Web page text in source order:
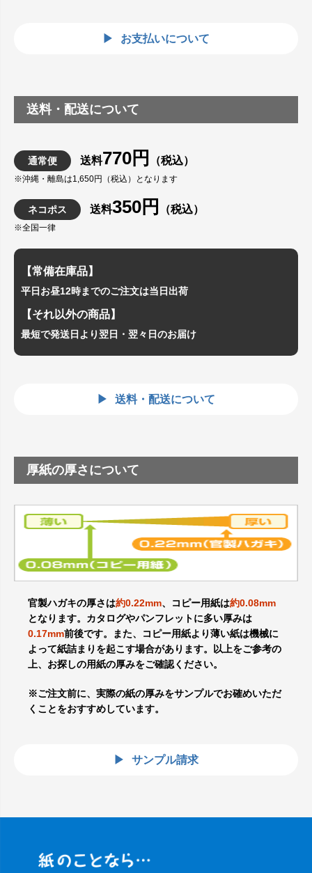
お支払いについて
送料・配送について
通常便 送料770円 （税込）
※沖縄・離島は1,650円（税込）となります
ネコポス 送料350円 （税込）
※全国一律
【常備在庫品】
平日お昼12時までのご注文は当日出荷
【それ以外の商品】
最短で発送日より翌日・翌々日のお届け
送料・配送について
厚紙の厚さについて
官製ハガキの厚さは約0.22mm、コピー用紙は約0.08mm
となります。カタログやパンフレットに多い厚みは
0.17mm前後です。また、コピー用紙より薄い紙は機械に
よって紙詰まりを起こす場合があります。以上をご参考の
上、お探しの用紙の厚みをご確認ください。
※ご注文前に、実際の紙の厚みをサンプルでお確めいただ
くことをおすすめしています。
サンプル請求